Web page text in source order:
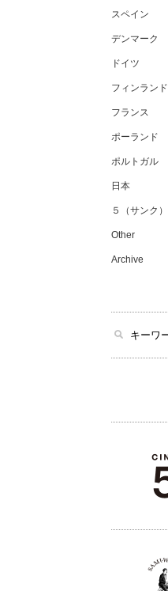
スペイン
デンマーク
ドイツ
フィンランド
フランス
ポーランド
ポルトガル
日本
５（サンク）
Other
Archive